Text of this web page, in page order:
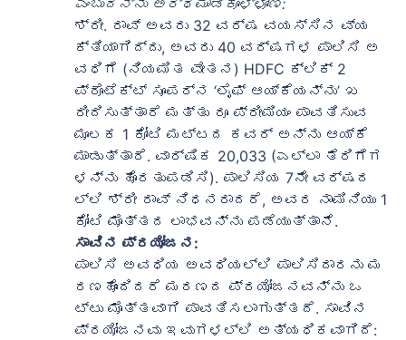
ಶ್ರೀ. ರಾವ್ ಅವರು 32 ವರ್ಷ ವಯಸ್ಸಿನ ವ್ಯ
ಕ್ತಿಯಾಗಿದ್ದು, ಅವರು 40 ವರ್ಷಗಳ ಪಾಲಿಸಿ ಅ
ವಧಿಗೆ (ನಿಯಮಿತ ವೇತನ) HDFC ಕ್ಲಿಕ್ 2
ಪ್ರೊಟೆಕ್ಟ್ ಸೂಪರ್‌ನ ‘ಲೈಫ್ ಆಯ್ಕೆಯನ್ನು’ ಖ
ರೀದಿಸುತ್ತಾರೆ ಮತ್ತು ರೂ ಪ್ರೀಮಿಯಂ ಪಾವತಿಸುವ
ಮೂಲಕ 1 ಕೋಟಿ ಮಟ್ಟದ ಕವರ್ ಅನ್ನು ಆಯ್ಕೆ
ಮಾಡುತ್ತಾರೆ. ವಾರ್ಷಿಕ 20,033 (ಎಲ್ಲಾ ತೆರಿಗೆಗ
ಳನ್ನು ಹೊರತುಪಡಿಸಿ). ಪಾಲಿಸಿಯ 7ನೇ ವರ್ಷದ
ಲ್ಲಿ ಶ್ರೀ ರಾವ್ ನಿಧನರಾದರೆ, ಅವರ ನಾಮಿನಿಯು 1
ಕೋಟಿ ಮೊತ್ತದ ಲಾಭವನ್ನು ಪಡೆಯುತ್ತಾನೆ.
ಸಾವಿನ ಪ್ರಯೋಜನ:
ಪಾಲಿಸಿ ಅವಧಿಯ ಅವಧಿಯಲ್ಲಿ ಪಾಲಿಸಿದಾರನು ಮ
ರಣಹೊಂದಿದರೆ ಮರಣದ ಪ್ರಯೋಜನವನ್ನು ಒ
ಟ್ಟು ಮೊತ್ತವಾಗಿ ಪಾವತಿಸಲಾಗುತ್ತದೆ. ಸಾವಿನ
ಪ್ರಯೋಜನವು ಇವುಗಳಲ್ಲಿ ಅತ್ಯಧಿಕವಾಗಿದೆ: